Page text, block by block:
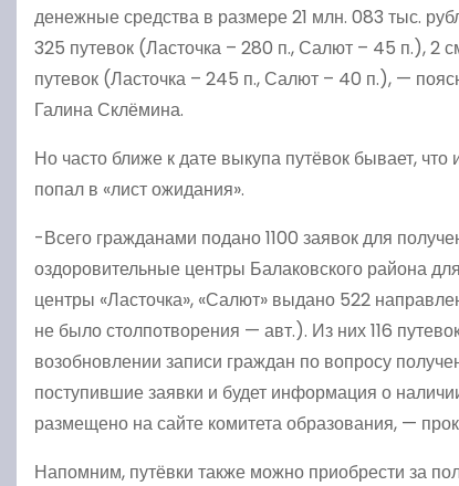
денежные средства в размере 21 млн. 083 тыс.
325 путевок (Ласточка – 280 п., Салют – 45 п.),
путевок (Ласточка – 245 п., Салют – 40 п.), —
Галина Склёмина.
Но часто ближе к дате выкупа путёвок бывает, что
попал в «лист ожидания».
-Всего гражданами подано 1100 заявок для
оздоровительные центры Балаковского района
центры «Ласточка», «Салют» выдано 522
не было столпотворения — авт.). Из них 116
возобновлении записи граждан по вопросу
поступившие заявки и будет информация о
размещено на сайте комитета образования, —
Напомним, путёвки также можно приобрести за